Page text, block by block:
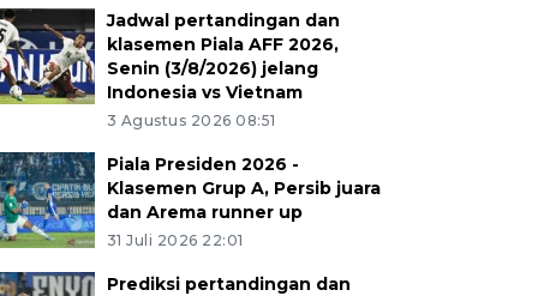
Jadwal pertandingan dan
klasemen Piala AFF 2026,
Senin (3/8/2026) jelang
Indonesia vs Vietnam
3 Agustus 2026 08:51
Piala Presiden 2026 -
Klasemen Grup A, Persib juara
dan Arema runner up
31 Juli 2026 22:01
Prediksi pertandingan dan